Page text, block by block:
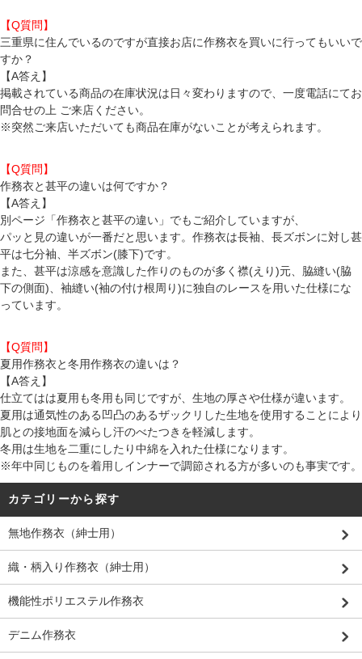
【Q質問】
三重県に住んでいるのですが直接お店に作務衣を買いに行ってもいいで
すか？
【A答え】
掲載されている商品の在庫状況は日々変わりますので、一度電話にてお
問合せの上 ご来店ください。
※突然ご来店いただいても商品在庫がないことが考えられます。
【Q質問】
作務衣と甚平の違いは何ですか？
【A答え】
別ページ「作務衣と甚平の違い 」でもご紹介していますが、
パッと見の違いが一番だと思います。 作務衣は長袖、長ズボンに対し甚
平は七分袖、半ズボン(膝下)です。
また、甚平は涼感を意識した作りのものが多く襟(えり)元、脇縫い(脇
下の側面)、袖縫い(袖の付け根周り)に独自のレースを用いた仕様にな
っています。
【Q質問】
夏用作務衣と冬用作務衣の違いは？
【A答え】
仕立てはは夏用 も冬用 も同じですが、生地の厚さや仕様が違います。
夏用は通気性のある凹凸のあるザックリした生地を使用することにより
肌との接地面を減らし汗のべたつきを軽減します。
冬用は生地を二重にしたり中綿を入れた仕様になります。
※年中同じものを着用しインナーで調節される方が多いのも事実です。
カテゴリーから探す
無地作務衣（紳士用）
織・柄入り作務衣（紳士用）
機能性ポリエステル作務衣
デニム作務衣